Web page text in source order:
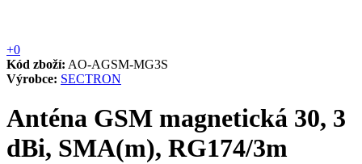
+0
Kód zboží: AO-AGSM-MG3S
Výrobce: SECTRON
Anténa GSM magnetická 30, 3
dBi, SMA(m), RG174/3m